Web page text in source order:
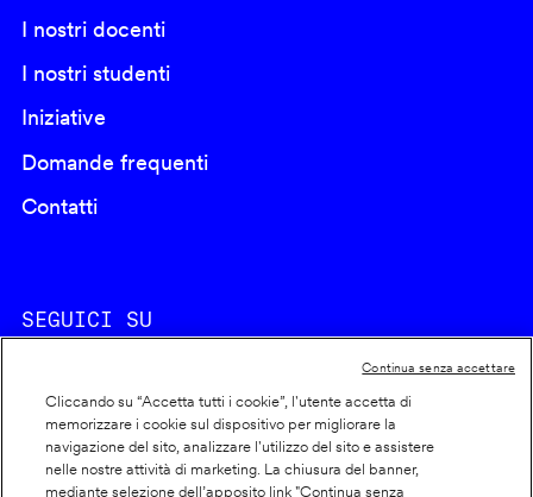
I nostri docenti
I nostri studenti
Iniziative
Domande frequenti
Contatti
SEGUICI SU
Cookie policy
Cliccando su “Accetta tutti i cookie”, l'utente accetta di
memorizzare i cookie sul dispositivo per migliorare la
navigazione del sito, analizzare l'utilizzo del sito e assistere
nelle nostre attività di marketing. La chiusura del banner,
mediante selezione dell’apposito link "Continua senza
Continua senza accettare